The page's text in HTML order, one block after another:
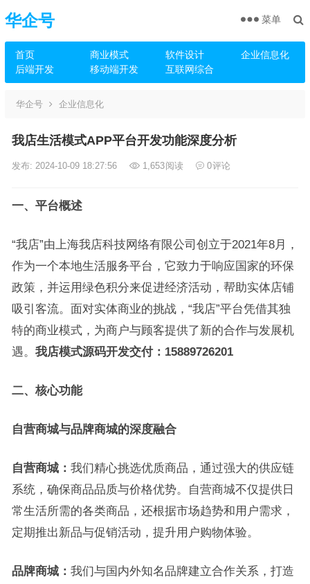
华企号
首页 商业模式 软件设计
企业信息化
后端开发
移动端开发 互联网综合
菜单
华企号 企业信息化
我店生活模式APP平台开发功能深度分析
发布: 2024-10-09 18:27:56 1,653阅读 0评论
一、平台概述
“我店”由上海我店科技网络有限公司创立于2021年8月，
作为一个本地生活服务平台，它致力于响应国家的环保
政策，并运用绿色积分来促进经济活动，帮助实体店铺
吸引客流。面对实体商业的挑战，“我店”平台凭借其独
特的商业模式，为商户与顾客提供了新的合作与发展机
遇。 我店模式源码开发交付：15889726201
二、核心功能
自营商城与品牌商城的深度融合
自营商城： 我们精心挑选优质商品，通过强大的供应链
系统，确保商品品质与价格优势。自营商城不仅提供日
常生活所需的各类商品，还根据市场趋势和用户需求，
定期推出新品与促销活动，提升用户购物体验。
品牌商城： 我们与国内外知名品牌建立合作关系，打造